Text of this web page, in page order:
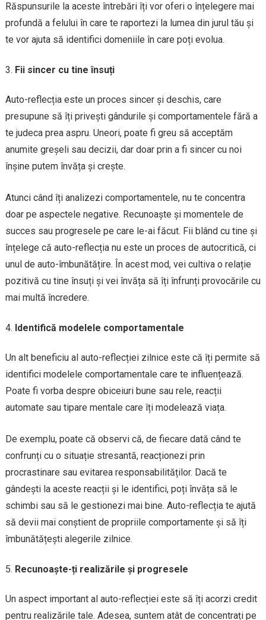
Răspunsurile la aceste întrebări îți vor oferi o înțelegere mai
profundă a felului în care te raportezi la lumea din jurul tău și
te vor ajuta să identifici domeniile în care poți evolua.
Fii sincer cu tine însuți
Auto-reflecția este un proces sincer și deschis, care
presupune să îți privești gândurile și comportamentele fără a
te judeca prea aspru. Uneori, poate fi greu să acceptăm
anumite greșeli sau decizii, dar doar prin a fi sincer cu noi
înșine putem învăța și crește.
Atunci când îți analizezi comportamentele, nu te concentra
doar pe aspectele negative. Recunoaște și momentele de
succes sau progresele pe care le-ai făcut. Fii blând cu tine și
înțelege că auto-reflecția nu este un proces de autocritică, ci
unul de auto-îmbunătățire. În acest mod, vei cultiva o relație
pozitivă cu tine însuți și vei învăța să îți înfrunți provocările cu
mai multă încredere.
Identifică modelele comportamentale
Un alt beneficiu al auto-reflecției zilnice este că îți permite să
identifici modelele comportamentale care te influențează.
Poate fi vorba despre obiceiuri bune sau rele, reacții
automate sau tipare mentale care îți modelează viața.
De exemplu, poate că observi că, de fiecare dată când te
confrunți cu o situație stresantă, reacționezi prin
procrastinare sau evitarea responsabilităților. Dacă te
gândești la aceste reacții și le identifici, poți învăța să le
schimbi sau să le gestionezi mai bine. Auto-reflecția te ajută
să devii mai conștient de propriile comportamente și să îți
îmbunătățești alegerile zilnice.
Recunoaște-ți realizările și progresele
Un aspect important al auto-reflecției este să îți acorzi credit
pentru realizările tale. Adesea, suntem atât de concentrați pe